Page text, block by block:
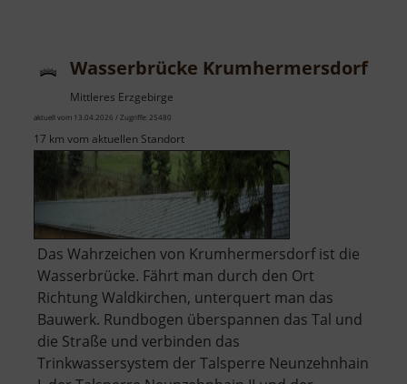
Wasserbrücke Krumhermersdorf
Mittleres Erzgebirge
aktuell vom 13.04.2026 / Zugriffe: 25480
17 km vom aktuellen Standort
Das Wahrzeichen von Krumhermersdorf ist die
Wasserbrücke. Fährt man durch den Ort
Richtung Waldkirchen, unterquert man das
Bauwerk. Rundbogen überspannen das Tal und
die Straße und verbinden das
Trinkwassersystem der Talsperre Neunzehnhain